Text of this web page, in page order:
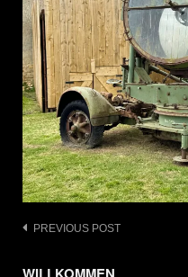
Post
PREVIOUS POST